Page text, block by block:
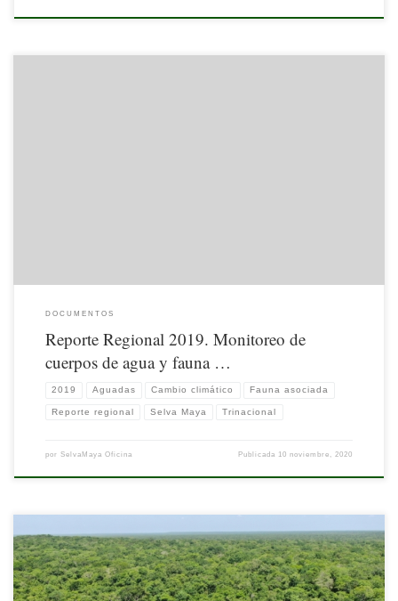
DOCUMENTOS
Reporte Regional 2019. Monitoreo de
cuerpos de agua y fauna …
2019 Aguadas Cambio climático Fauna asociada
Reporte regional Selva Maya Trinacional
por SelvaMaya Oficina Publicada 10 noviembre, 2020